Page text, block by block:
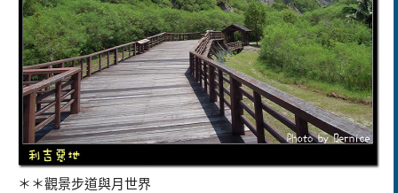
＊＊觀景步道與月世界